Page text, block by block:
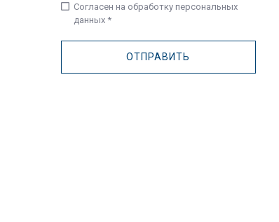
check_box_outline_blank Согласен на обработку персональных
данных *